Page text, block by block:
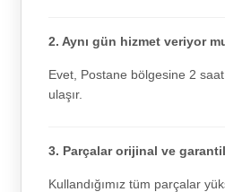
2. Aynı gün hizmet veriyor
Evet, Postane bölgesine 2
ulaşır.
3. Parçalar orijinal ve
Kullandığımız tüm parçalar